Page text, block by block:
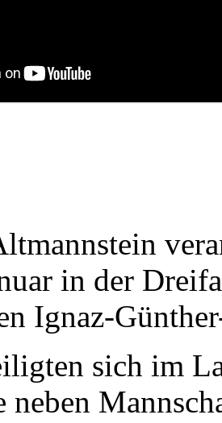
in der
Ignaz-
sich im
neben